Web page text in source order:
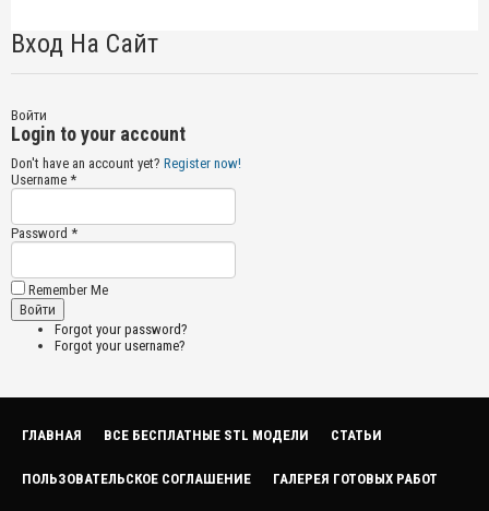
Вход На Сайт
Войти
Login to your account
Don't have an account yet? Register now!
Username *
Password *
Remember Me
Forgot your password?
Forgot your username?
ГЛАВНАЯ ВСЕ БЕСПЛАТНЫЕ STL МОДЕЛИ СТАТЬИ
ПОЛЬЗОВАТЕЛЬСКОЕ СОГЛАШЕНИЕ ГАЛЕРЕЯ ГОТОВЫХ РАБОТ